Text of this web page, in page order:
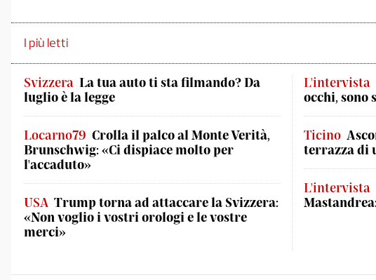
I più letti
Svizzera La tua auto ti sta filmando? Da
luglio è la legge
Locarno79 Crolla il palco al Monte Verità,
Brunschwig: «Ci dispiace molto per
l'accaduto»
USA Trump torna ad attaccare la Svizzera:
«Non voglio i vostri orologi e le vostre
merci»
L'intervista
occhi,
Ticino
terrazza di
L'intervista